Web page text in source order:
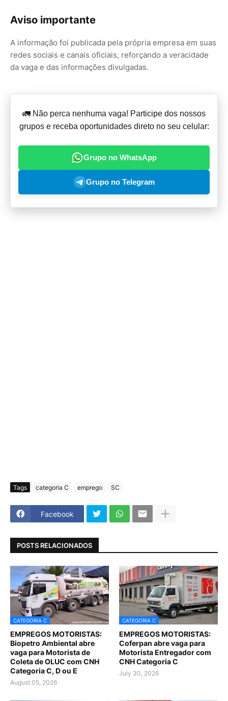
Aviso importante
A informação foi publicada pela própria empresa em suas
redes sociais e canais oficiais, reforçando a veracidade
da vaga e das informações divulgadas.
🚛 Não perca nenhuma vaga! Participe dos nossos
grupos e receba oportunidades direto no seu celular:
Grupo no WhatsApp
Grupo no Telegram
Tags categoria C emprego SC
Facebook
POSTS RELACIONADOS
CATEGORIA C
EMPREGOS MOTORISTAS:
Biopetro Ambiental abre
vaga para Motorista de
Coleta de OLUC com CNH
Categoria C, D ou E
August 05, 2026
CATEGORIA C
EMPREGOS MOTORISTAS:
Coferpan abre vaga para
Motorista Entregador com
CNH Categoria C
July 30, 2026